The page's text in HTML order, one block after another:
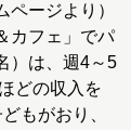
ージより）
カフェ」でパ
）は、週4～5
どの収入を
もがおり、